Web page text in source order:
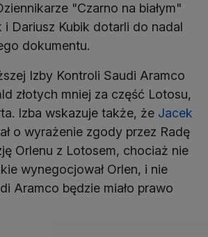
"Czarno na białym"
i Dariusz Kubik dotarli do nadal
dokumentu.
Izby Kontroli Saudi Aramco
złotych mniej za część Lotosu,
Izba wskazuje także, że Jacek
o wyrażenie zgody przez Radę
Orlenu z Lotosem, chociaż nie
wynegocjował Orlen, i nie
Aramco będzie miało prawo